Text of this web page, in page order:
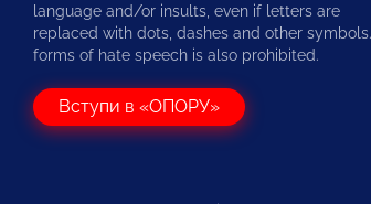
language and/or insults, even if letters are
replaced with dots, dashes and other symbols.
forms of hate speech is also prohibited.
Вступи в «ОПОРУ»